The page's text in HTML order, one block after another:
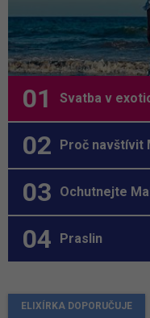
Svatba v
Proč navštívit
Ochutnejte
Praslin
ELIXÍRKA DOPORUČUJE